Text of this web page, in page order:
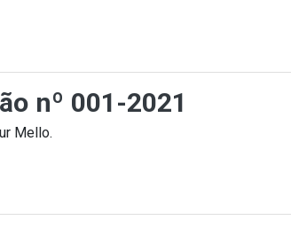
nº 001-2021
Mello.